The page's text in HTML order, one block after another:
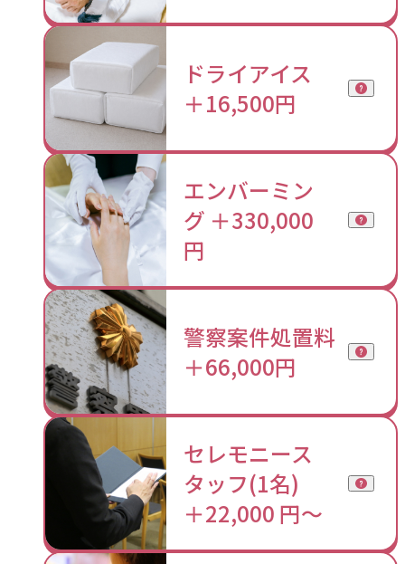
ドライアイス
＋16,500円
エンバーミン
グ ＋330,000
円
警察案件処置料
＋66,000円
セレモニース
タッフ(1名)
＋22,000 円〜